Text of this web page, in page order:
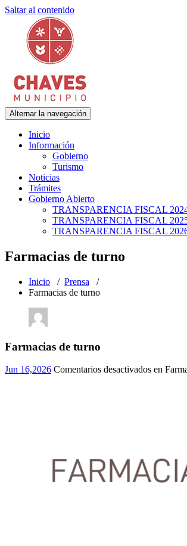
Saltar al contenido
Municipalidad de Adolfo Gonzales Chaves
Alternar la navegación
Inicio
Información
Gobierno
Turismo
Noticias
Trámites
Gobierno Abierto
TRANSPARENCIA FISCAL
TRANSPARENCIA FISCAL
TRANSPARENCIA FISCAL
Farmacias de turno
Inicio / Prensa /
Farmacias de turno
Farmacias de turno
Jun 16,2026 Comentarios desactivados en